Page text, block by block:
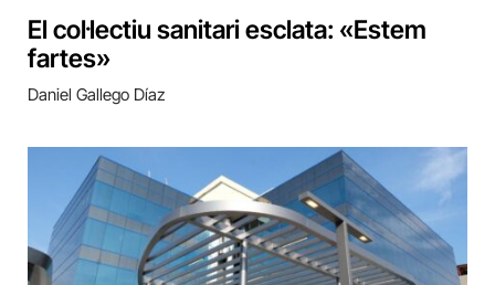
El col·lectiu sanitari esclata: «Estem
fartes»
Daniel Gallego Díaz